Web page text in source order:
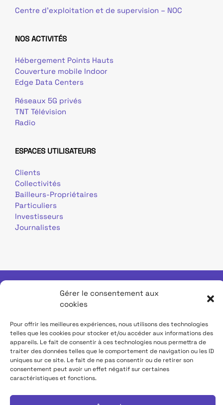
Gérer le consentement aux
cookies
Pour offrir les meilleures expériences, nous utilisons des technologies
telles que les cookies pour stocker et/ou accéder aux informations des
appareils. Le fait de consentir à ces technologies nous permettra de
traiter des données telles que le comportement de navigation ou les ID
uniques sur ce site. Le fait de ne pas consentir ou de retirer son
consentement peut avoir un effet négatif sur certaines
caractéristiques et fonctions.
Centre d’exploitation et de supervision – NOC
NOS ACTIVITÉS
Hébergement Points Hauts
Couverture mobile Indoor
Edge Data Centers
Réseaux 5G privés
TNT Télévision
Radio
ESPACES UTILISATEURS
Clients
Collectivités
Bailleurs-Propriétaires
Particuliers
Investisseurs
Journalistes
Mentions légales Données personnelles
Contact Site TDF Infrastructure
Déclaration d'accessibilité